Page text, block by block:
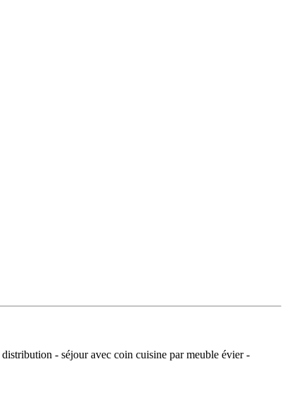
- séjour avec coin cuisine par meuble évier -